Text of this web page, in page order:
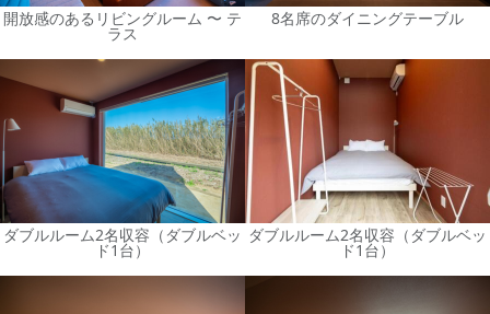
開放感のあるリビングルーム 〜 テ
ラス
8名席のダイニングテーブル
ダブルルーム2名収容（ダブルベッ
ド1台）
ダブルルーム2名収容（ダブルベッ
ド1台）